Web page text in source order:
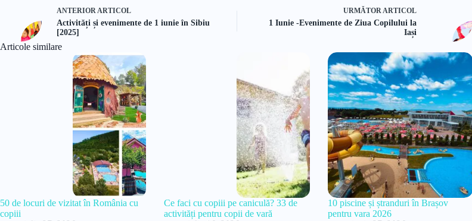
ANTERIOR ARTICOL
Activități și evenimente de 1 iunie în Sibiu
[2025]
URMĂTOR ARTICOL
1 Iunie -Evenimente de Ziua Copilului la
Iași
Articole similare
50 de locuri de vizitat în România cu
copiii
Ce faci cu copiii pe caniculă? 33 de
activități pentru copii de vară
10 piscine și ștranduri în Brașov
pentru vara 2026